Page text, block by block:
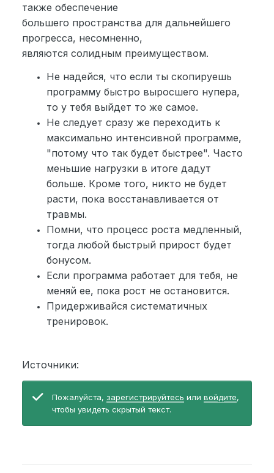
также обеспечение
большего пространства для дальнейшего
прогресса, несомненно,
являются солидным преимуществом.
Не надейся, что если ты скопируешь
программу быстро выросшего нупера,
то у тебя выйдет то же самое.
Не следует сразу же переходить к
максимально интенсивной программе,
"потому что так будет быстрее". Часто
меньшие нагрузки в итоге дадут
больше. Кроме того, никто не будет
расти, пока восстанавливается от
травмы.
Помни, что процесс роста медленный,
тогда любой быстрый прирост будет
бонусом.
Если программа работает для тебя, не
меняй ее, пока рост не остановится.
Придерживайся систематичных
тренировок.
Источники:
Пожалуйста, зарегистрируйтесь или войдите,
чтобы увидеть скрытый текст.